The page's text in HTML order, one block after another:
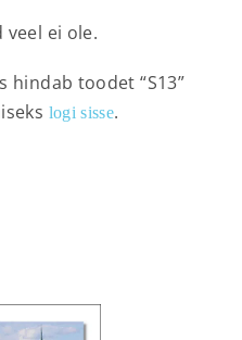
ei ole.
hindab toodet “S13”
logi sisse.